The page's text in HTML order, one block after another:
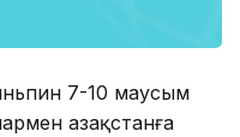
7-10 маусым
Қазақстанға